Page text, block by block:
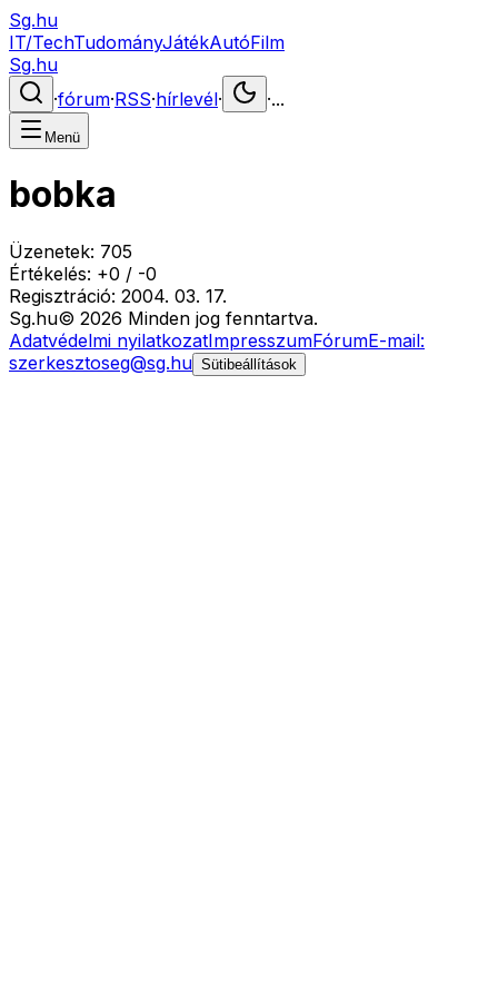
Sg.hu
IT/TechTudományJátékAutóFilm
Sg.hu
·fórum·RSS·hírlevél· ·...
Menü
bobka
Üzenetek: 705
Értékelés: +0 / -0
Regisztráció: 2004. 03. 17.
Sg.hu© 2026 Minden jog fenntartva.
Adatvédelmi nyilatkozatImpresszumFórumE-mail:
szerkesztoseg@sg.hu Sütibeállítások